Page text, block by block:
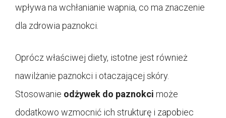
wpływa na wchłanianie wapnia, co ma znaczenie
dla zdrowia paznokci.
Oprócz właściwej diety, istotne jest również
nawilżanie paznokci i otaczającej skóry.
Stosowanie odżywek do paznokci może
dodatkowo wzmocnić ich strukturę i zapobiec